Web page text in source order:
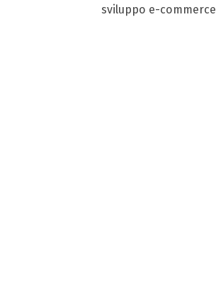
sviluppo e-commerce